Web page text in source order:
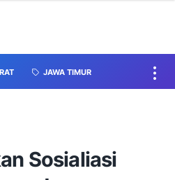
JAWA TIMUR
Sosialiasi